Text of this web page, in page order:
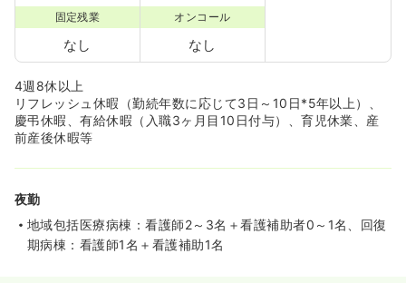
固定残業
なし
オンコール
なし
4週8休以上
リフレッシュ休暇（勤続年数に応じて3日～10日*5年以上）、
慶弔休暇、有給休暇（入職3ヶ月目10日付与）、育児休業、産
前産後休暇等
夜勤
地域包括医療病棟：看護師2～3名＋看護補助者0～1名、回復
期病棟：看護師1名＋看護補助1名